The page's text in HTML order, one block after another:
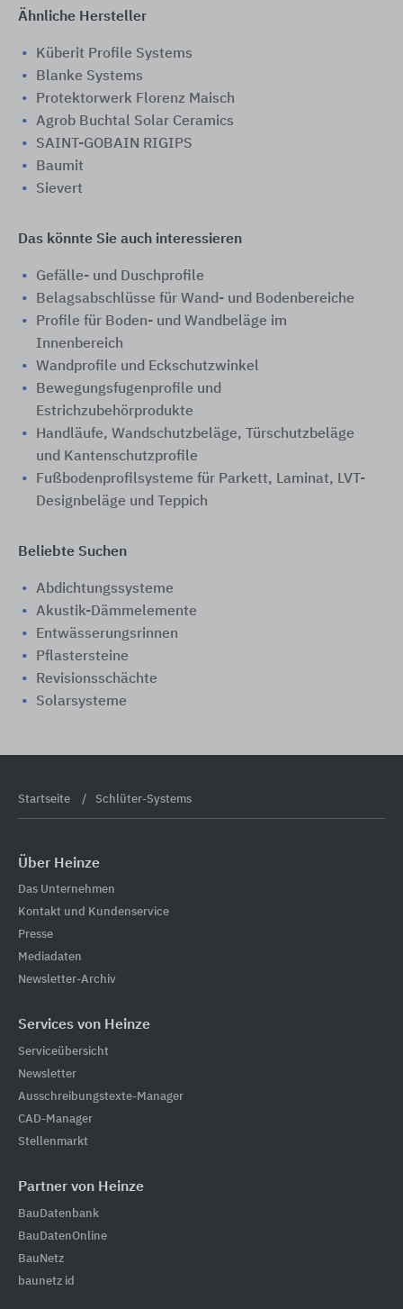
Ähnliche Hersteller
Küberit Profile Systems
Blanke Systems
Protektorwerk Florenz Maisch
Agrob Buchtal Solar Ceramics
SAINT-GOBAIN RIGIPS
Baumit
Sievert
Das könnte Sie auch interessieren
Gefälle- und Duschprofile
Belagsabschlüsse für Wand- und Bodenbereiche
Profile für Boden- und Wandbeläge im
Innenbereich
Wandprofile und Eckschutzwinkel
Bewegungsfugenprofile und
Estrichzubehörprodukte
Handläufe, Wandschutzbeläge, Türschutzbeläge
und Kantenschutzprofile
Fußbodenprofilsysteme für Parkett, Laminat, LVT-
Designbeläge und Teppich
Beliebte Suchen
Abdichtungssysteme
Akustik-Dämmelemente
Entwässerungsrinnen
Pflastersteine
Revisionsschächte
Solarsysteme
Startseite Schlüter-Systems
Über Heinze
Das Unternehmen
Kontakt und Kundenservice
Presse
Mediadaten
Newsletter-Archiv
Services von Heinze
Serviceübersicht
Newsletter
Ausschreibungstexte-Manager
CAD-Manager
Stellenmarkt
Partner von Heinze
BauDatenbank
BauDatenOnline
BauNetz
baunetz id